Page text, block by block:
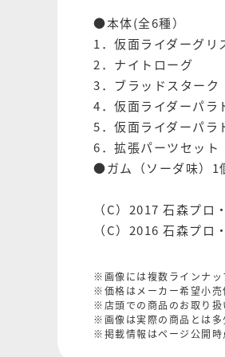
●本体(全6種）
1．仮面ライダーグリ
2．ナイトローグ
3．ブラッドスターク
4．仮面ライダーパラ
5．仮面ライダーパラ
6．拡張パーツセット
●ガム（ソーダ味）1
（C）2017 石森プロ
（C）2016 石森プロ
※画像には複数ラインナッ
※価格はメーカー希望小売
※店頭での商品のお取り扱
※画像は実際の商品とは多
※掲載情報はページ公開時